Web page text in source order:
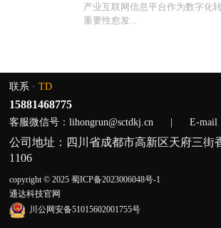
产业互联网信息平台作为数字化
重要性愈发...
联系 ·TD
15881468775
客服微信号：lihongrun@sctdkj.cn E-mail
公司地址：四川省成都市高新区天府三街
1106
copyright © 2025 蜀ICP备2023006048号-1
通达科技官网
川公网安备51015602001755号